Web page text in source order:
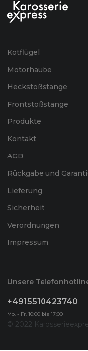
Kotflügel
Motorhaube
Heckstoßstange
Frontstoßstange
Produkte
Kontakt
AGB
Rückgabe und
Lieferung
Sicherheit
Verordnungen
Impressum
Unsere
+4915510423740
Mo. - Fr. 10:00 bis 17:00
© 2022